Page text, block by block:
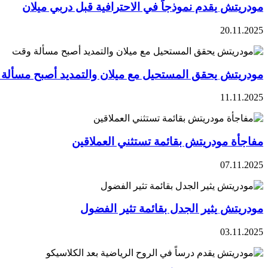
مودريتش يقدم نموذجاً في الاحترافية قبل دربي ميلان
20.11.2025
مودريتش يحقق المستحيل مع ميلان والتمديد أصبح
11.11.2025
مفاجأة مودريتش بقائمة تستثني العملاقين
07.11.2025
مودريتش يثير الجدل بقائمة تثير الفضول
03.11.2025